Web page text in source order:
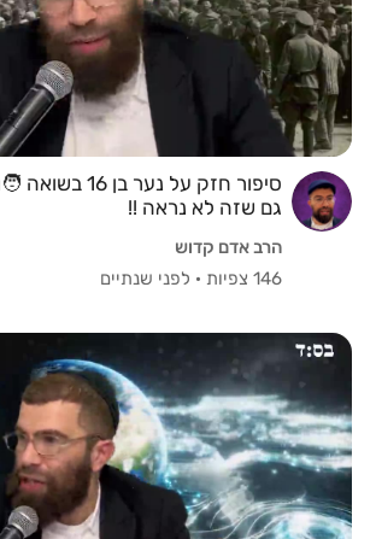
סיפור חזק על
גם שזה לא נראה !!
הרב אדם קדוש
146 צפיות
· לפני שנתיים